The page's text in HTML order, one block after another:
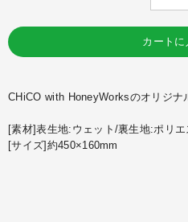
カートに
CHiCO with HoneyWorksのオリジナ
[素材]表生地:ウェット/裏生地:ポリエ
[サイズ]約450×160mm